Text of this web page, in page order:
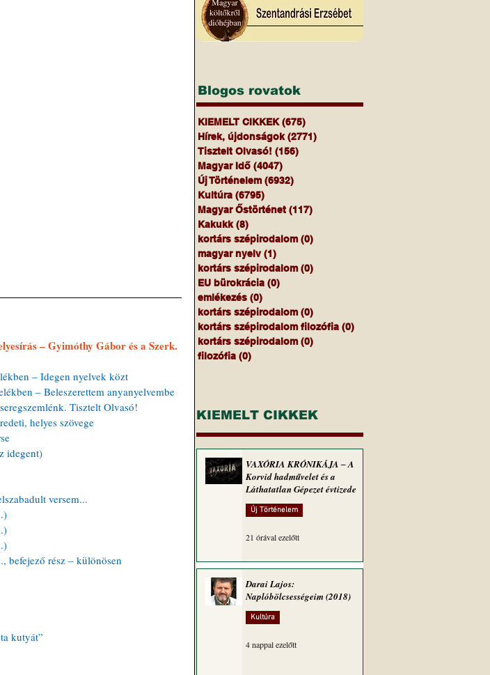
– Gyimóthy Gábor és a Szerk.
– Idegen nyelvek közt
– Beleszerettem anyanyelvembe
Tisztelt Olvasó!
helyes szövege
idegent)
versem...
befejező rész – különösen
kutyát”
Blogos rovatok
KIEMELT CIKKEK (675)
Hírek, újdonságok (2771)
Tisztelt Olvasó! (156)
Magyar Idő (4047)
Új Történelem (6932)
Kultúra (6795)
Magyar Őstörténet (117)
Kakukk (8)
kortárs szépirodalom (0)
magyar nyelv (1)
kortárs szépirodalom (0)
EU bürokrácia (0)
emlékezés (0)
kortárs szépirodalom (0)
kortárs szépirodalom filozófia (0)
kortárs szépirodalom (0)
filozófia (0)
KIEMELT CIKKEK
VAXÓRIA KRÓNIKÁJA ‒ A
Korvid hadművelet és a
Láthatatlan Gépezet évtizede
Új Történelem
21 órával ezelőtt
Darai Lajos:
Naplóbölcsességeim (2018)
Kultúra
4 nappal ezelőtt